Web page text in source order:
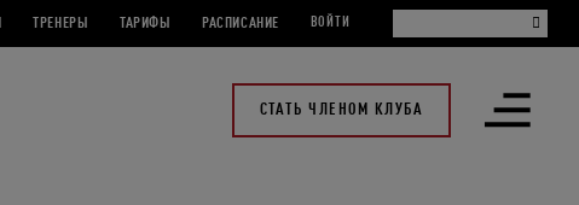
ТРЕНЕРЫ ТАРИФЫ РАСПИСАНИЕ ВОЙТИ
СТАТЬ ЧЛЕНОМ КЛУБА
Открыть
меню